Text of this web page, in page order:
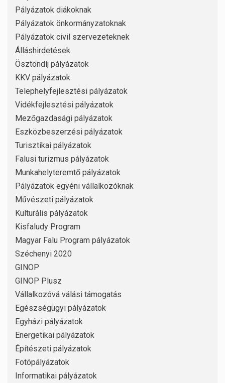
Pályázatok diákoknak
Pályázatok önkormányzatoknak
Pályázatok civil szervezeteknek
Álláshirdetések
Ösztöndíj pályázatok
KKV pályázatok
Telephelyfejlesztési pályázatok
Vidékfejlesztési pályázatok
Mezőgazdasági pályázatok
Eszközbeszerzési pályázatok
Turisztikai pályázatok
Falusi turizmus pályázatok
Munkahelyteremtő pályázatok
Pályázatok egyéni vállalkozóknak
Művészeti pályázatok
Kulturális pályázatok
Kisfaludy Program
Magyar Falu Program pályázatok
Széchenyi 2020
GINOP
GINOP Plusz
Vállalkozóvá válási támogatás
Egészségügyi pályázatok
Egyházi pályázatok
Energetikai pályázatok
Építészeti pályázatok
Fotópályázatok
Informatikai pályázatok